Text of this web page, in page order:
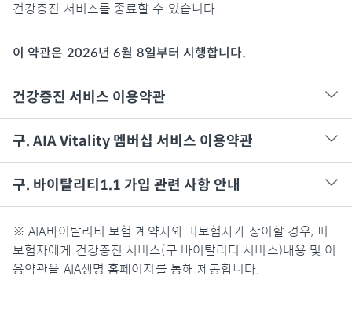
건강증진 서비스를 종료할 수 있습니다.
이 약관은 2026년 6월 8일부터 시행합니다.
건강증진 서비스 이용약관
구. AIA Vitality 멤버십 서비스 이용약관
구. 바이탈리티1.1 가입 관련 사항 안내
※ AIA바이탈리티 보험 계약자와 피보험자가 상이할 경우, 피
보험자에게 건강증진 서비스(구 바이탈리티 서비스)내용 및 이
용약관을 AIA생명 홈페이지를 통해 제공합니다.